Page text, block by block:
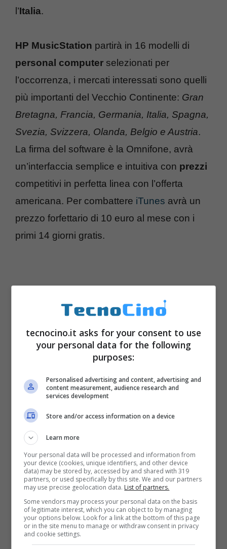
l’Italia.
HP MusicStation partirà in 16 modelli di
personal computer selezionati per
l’occorrenza, i mercati interessati sono quelli
più importanti del Vecchio Continente: Gran
Bretagna, Francia, Germania, Italia, Spagna,
Svezia, Svizzera, Olanda, Belgio e Austria.
La firma del software è la Omnifone, avrà
un’interfaccia semplice e intuitiva con prezzi
competitivi in perfetta linea con l’offerta
americana. Per combattere iTunes avrà un
prezzo forfettario di 10 euro al mese con i
primi 14 giorni gratis.
tecnocino.it asks for your consent to use
your personal data for the following
purposes:
Personalised advertising and content, advertising and
content measurement, audience research and
services development
Store and/or access information on a device
Learn more
Your personal data will be processed and information from
your device (cookies, unique identifiers, and other device
data) may be stored by, accessed by and shared with 319
partners, or used specifically by this site. We and our partners
may use precise geolocation data. List of partners.
Some vendors may process your personal data on the basis
of legitimate interest, which you can object to by managing
your options below. Look for a link at the bottom of this page
or in the site menu to manage or withdraw consent in privacy
and cookie settings.